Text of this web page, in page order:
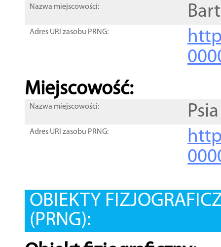
Nazwa miejscowości:
Adres URI zasobu PRNG:
Miejscowość:
Nazwa miejscowości:
Adres URI zasobu PRNG:
OBIEKTY
(PRNG):